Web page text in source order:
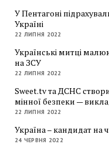
У Пентагоні
Україні
22 ЛИПНЯ 2022
Українські митці
на ЗСУ
22 ЛИПНЯ 2022
Sweet.tv та ДСНС
мінної безпеки —
22 ЛИПНЯ 2022
Україна – кандидат на
24 ЧЕРВНЯ 2022